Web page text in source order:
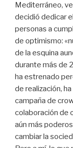
Mediterráneo,
decidió dedicar
personas a
de optimismo:
de la esquina
durante más de
ha estrenado
de realización,
campaña de
colaboración de
aún más
cambiar la